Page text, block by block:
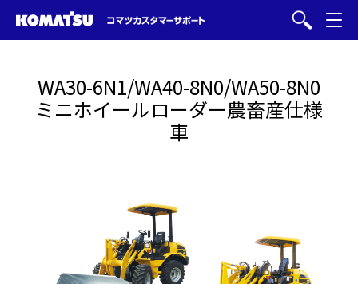
WA30-6N1/WA40-8N0/WA50-8N0
ミニホイールローダー農畜産仕様
車